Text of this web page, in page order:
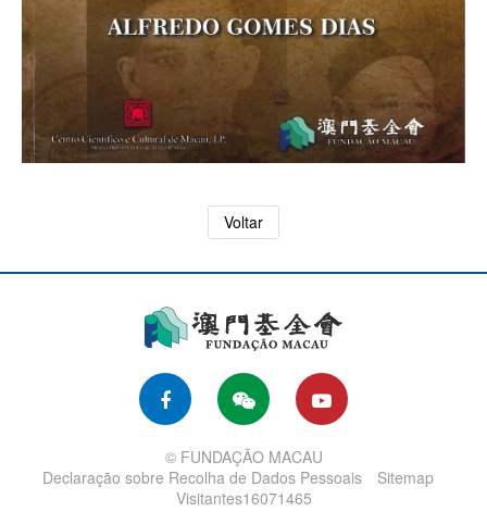
Voltar
© FUNDAÇÃO MACAU
Declaração sobre Recolha de Dados Pessoais
Sitemap
Visitantes16071465